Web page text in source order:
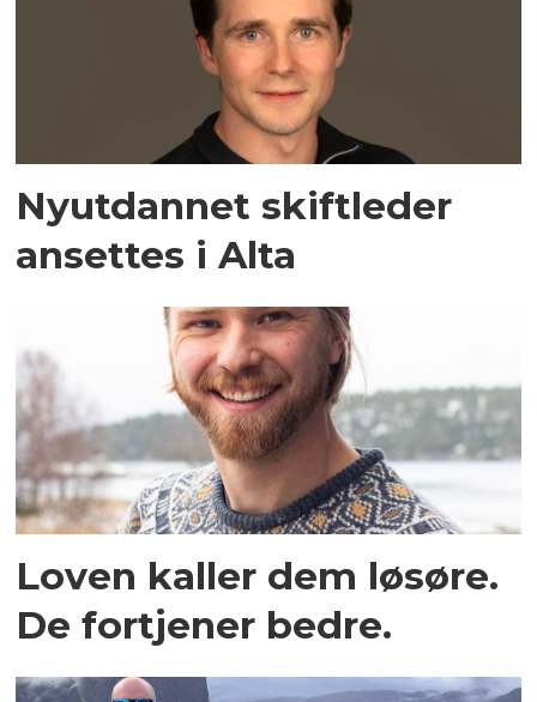
Nyutdannet skiftleder
ansettes i Alta
Loven kaller dem løsøre.
De fortjener bedre.